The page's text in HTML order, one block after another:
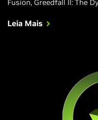
Fusion, Greedfall II: The
Deathtrap, SPINE, Test
ainda mais rápido em
Leia Mais